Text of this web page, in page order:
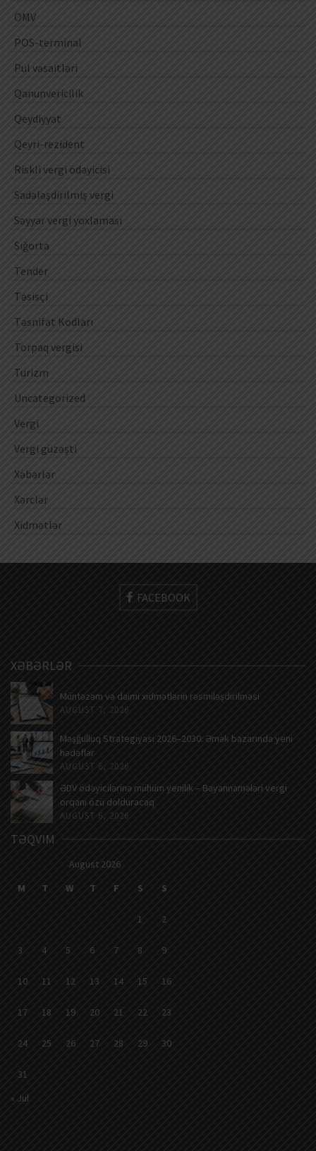
ÖMV
POS-terminal
Pul vəsaitləri
Qanunvericilik
Qeydiyyat
Qeyri-rezident
Riskli vergi ödəyicisi
Sadələşdirilmiş vergi
Səyyar vergi yoxlaması
Sığorta
Tender
Təsisçi
Təsnifat Kodları
Torpaq vergisi
Turizm
Uncategorized
Vergi
Vergi güzəşti
Xəbərlər
Xərclər
Xidmətlər
FACEBOOK
XƏBƏRLƏR
Müntəzəm və daimi xidmətlərin rəsmiləşdirilməsi
AUGUST 7, 2026
Məşğulluq Strategiyası 2026–2030: Əmək bazarında yeni
hədəflər
AUGUST 6, 2026
ƏDV ödəyicilərinə mühüm yenilik – Bəyannamələri vergi
orqanı özü dolduracaq
AUGUST 6, 2026
TƏQVIM
August 2026
M
T W T F S S
1 2
3 4 5 6 7 8 9
10 11 12 13 14 15 16
17 18 19 20 21 22 23
24 25 26 27 28 29 30
31
« Jul